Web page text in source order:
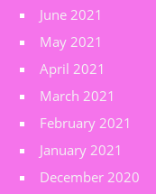
June 2021
May 2021
April 2021
March 2021
February 2021
January 2021
December 2020